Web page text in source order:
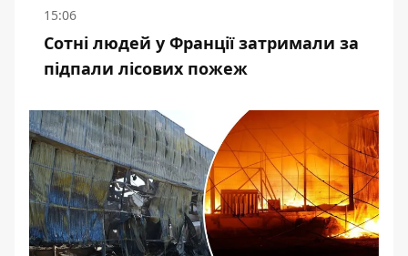
15:06
Сотні людей у Франції затримали за
підпали лісових пожеж